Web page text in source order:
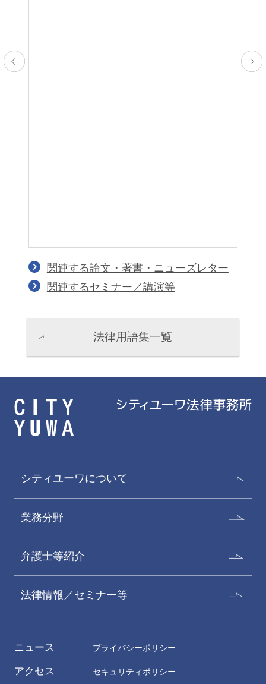
パートナー
Cholmin Kim
パートナー
古川和典
関連する論文・著書・ニューズレター
関連するセミナー／講演等
法律用語集一覧
シティユーワについて
業務分野
弁護士等紹介
法律情報／セミナー等
ニュース
アクセス
プライバシーポリシー
セキュリティポリシー